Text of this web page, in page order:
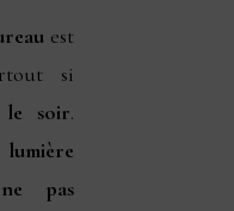
est
si
le soir.
lumière
ne pas